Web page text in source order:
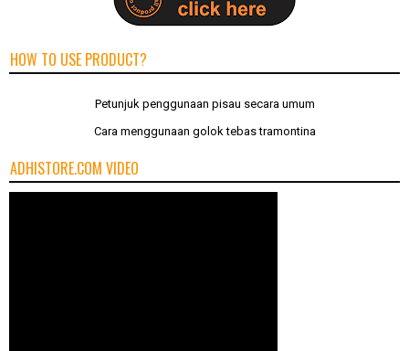
HOW TO USE PRODUCT?
Petunjuk penggunaan pisau secara umum
Cara menggunaan golok tebas tramontina
ADHISTORE.COM VIDEO